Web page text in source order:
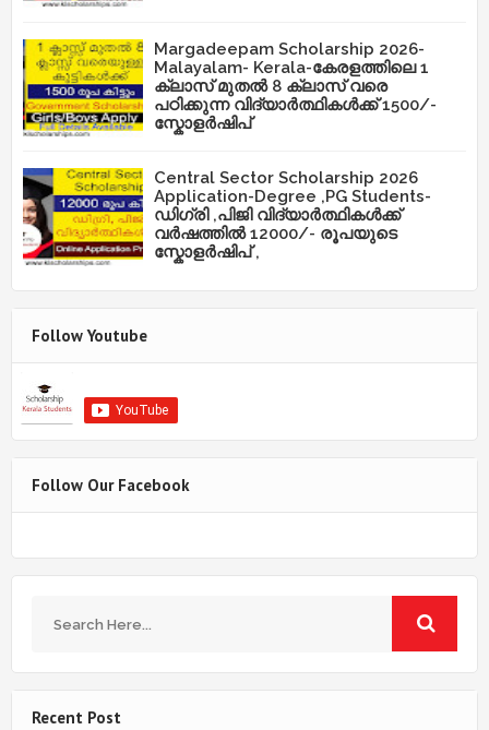
Margadeepam Scholarship 2026-
Malayalam- Kerala-കേരളത്തിലെ 1
ക്ലാസ് മുതൽ 8 ക്ലാസ് വരെ
പഠിക്കുന്ന വിദ്യാർത്ഥികൾക്ക് 1500/-
സ്കോളർഷിപ്
Central Sector Scholarship 2026
Application-Degree ,PG Students-
ഡിഗ്രി ,പിജി വിദ്യാർത്ഥികൾക്ക്
വർഷത്തിൽ 12000/- രൂപയുടെ
സ്കോളർഷിപ് ,
Follow Youtube
Follow Our Facebook
Recent Post